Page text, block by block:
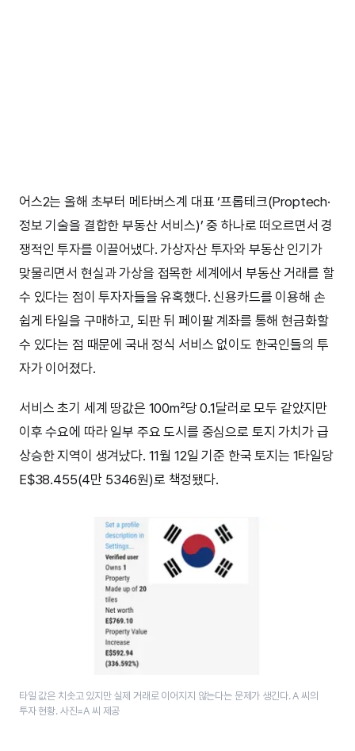
어스2는 올해 초부터 메타버스계 대표 ‘프롭테크(Proptech·
정보 기술을 결합한 부동산 서비스)’ 중 하나로 떠오르면서 경
쟁적인 투자를 이끌어냈다. 가상자산 투자와 부동산 인기가
맞물리면서 현실과 가상을 접목한 세계에서 부동산 거래를 할
수 있다는 점이 투자자들을 유혹했다. 신용카드를 이용해 손
쉽게 타일을 구매하고, 되판 뒤 페이팔 계좌를 통해 현금화할
수 있다는 점 때문에 국내 정식 서비스 없이도 한국인들의 투
자가 이어졌다.
서비스 초기 세계 땅값은 100m²당 0.1달러로 모두 같았지만
이후 수요에 따라 일부 주요 도시를 중심으로 토지 가치가 급
상승한 지역이 생겨났다. 11월 12일 기준 한국 토지는 1타일당
E$38.455(4만 5346원)로 책정됐다.
타일 값은 치솟고 있지만 실제 거래로 이어지지 않는다는 문제가 생긴다. A 씨의
투자 현황. 사진=A 씨 제공